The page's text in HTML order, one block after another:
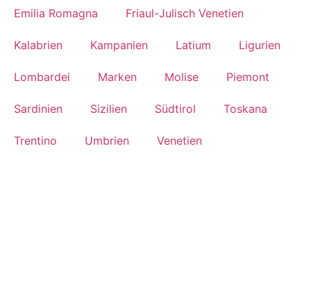
Emilia Romagna Friaul-Julisch Venetien
Kalabrien Kampanien Latium Ligurien
Lombardei Marken Molise Piemont
Sardinien Sizilien Südtirol Toskana
Trentino Umbrien Venetien